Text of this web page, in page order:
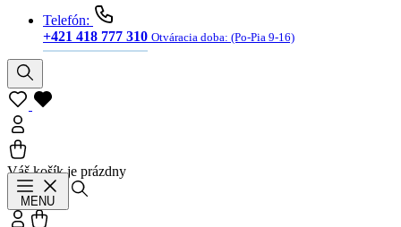
Telefón:
+421 418 777 310 Otváracia doba: (Po-Pia 9-16)
Váš košík je prázdny
MENU
Prihlásiť sa